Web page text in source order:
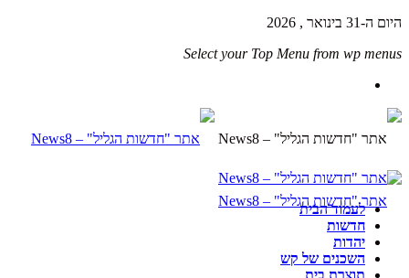
היום ה-31 בינואר , 2026
Select your Top Menu from wp menus
לעמוד הבית
חדשות
יהדות
השכנים של קש
תוצרת בית